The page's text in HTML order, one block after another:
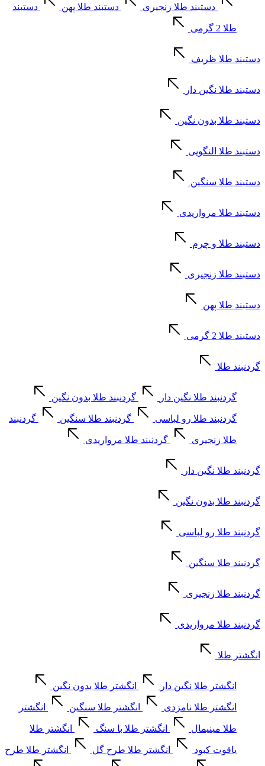
دستبند طلا زنجیری دستبند طلا پهن دستبند
طلا 2 گرمی
دستبند طلا ظریف
دستبند طلا نگین دار
دستبند طلا بدون نگین
دستبند طلا النگویی
دستبند طلا سنگین
دستبند طلا مرواریدی
دستبند طلا و چرم
دستبند طلا زنجیری
دستبند طلا پهن
دستبند طلا 2 گرمی
گردنبند طلا
گردنبند طلا نگین دار گردنبند طلا بدون نگین
گردنبند طلا رو لباسی گردنبند طلا سنگین گردنبند
طلا زنجیری گردنبند طلا مرواریدی
گردنبند طلا نگین دار
گردنبند طلا بدون نگین
گردنبند طلا رو لباسی
گردنبند طلا سنگین
گردنبند طلا زنجیری
گردنبند طلا مرواریدی
انگشتر طلا
انگشتر طلا نگین دار انگشتر طلا بدون نگین
انگشتر طلا نامزدی انگشتر طلا سنگین انگشتر
طلا مینیمال انگشتر طلا با سنگ انگشتر طلا
یاقوت کبود انگشتر طلا طرح گل انگشتر طلا طرح